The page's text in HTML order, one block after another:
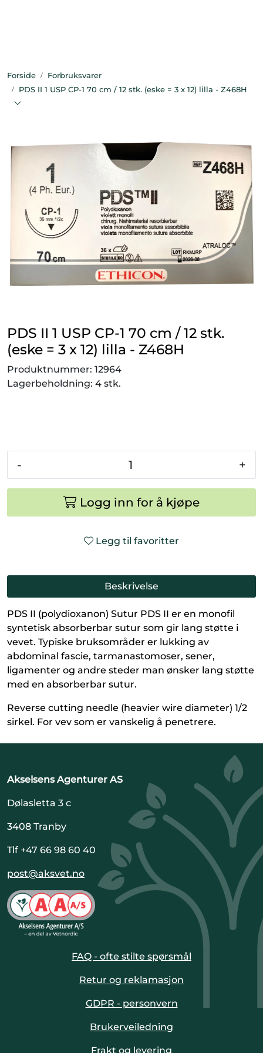
Forside
Forbruksvarer
PDS II 1 USP CP-1 70 cm / 12 stk. (eske = 3 x 12) lilla - Z468H
PDS II 1 USP CP-1 70 cm / 12 stk.
(eske = 3 x 12) lilla - Z468H
Produktnummer: 12964
Lagerbeholdning: 4 stk.
- +
Logg inn for å kjøpe
Legg til favoritter
Beskrivelse
PDS II (polydioxanon) Sutur PDS II er en monofil
syntetisk absorberbar sutur som gir lang støtte i
vevet. Typiske bruksområder er lukking av
abdominal fascie, tarmanastomoser, sener,
ligamenter og andre steder man ønsker lang støtte
med en absorberbar sutur.
Reverse cutting needle (heavier wire diameter) 1/2
sirkel. For vev som er vanskelig å penetrere.
Akselsens Agenturer AS
Dølasletta 3 c
3408 Tranby
Tlf +47 66 98 60 40
post@aksvet.no
FAQ - ofte stilte spørsmål
Retur og reklamasjon
GDPR - personvern
Brukerveiledning
Frakt og levering
Diagnostikk
Hest
Instrumenter
Klinikkutstyr
Produksjonsdyr
Tilbudsvarer
Vetnordic